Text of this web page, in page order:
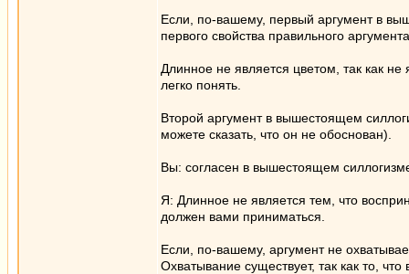
Если, по-вашему, первый аргумент в
первого свойства правильного
Длинное не является цветом, так как
легко понять.
Второй аргумент в вышестоящем
можете сказать, что он не обоснован).
Вы: согласен в вышестоящем
Я: Длинное не является тем, что
должен вами приниматься.
Если, по-вашему, аргумент не
Охватывание существует, так как то,